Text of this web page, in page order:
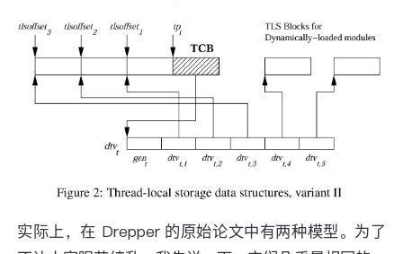
实际上，在 Drepper 的原始论文中有两种模型。为了